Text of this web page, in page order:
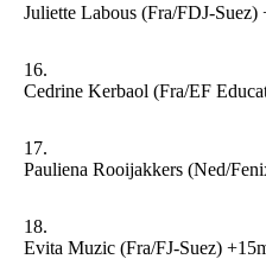
Juliette Labous (Fra/FDJ-Suez)
Cedrine Kerbaol (Fra/EF
Pauliena Rooijakkers (Ned/
Evita Muzic (Fra/FJ-Suez)